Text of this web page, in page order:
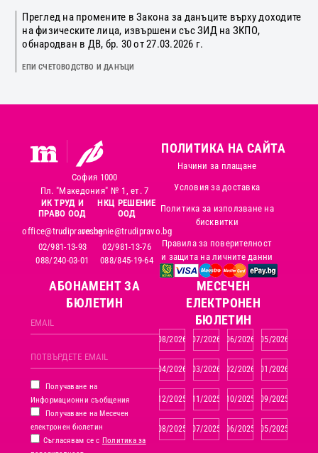
Преглед на промените в Закона за данъците върху доходите
на физическите лица, извършени със ЗИД на ЗКПО,
обнародван в ДВ, бр. 30 от 27.03.2026 г.
ЕПИ СЧЕТОВОДСТВО И ДАНЪЦИ
София 1000
Пл. "Македония" № 1, ет. 7
ИК ТРУД И
ПРАВО ООД
office@trudipravo.bg
02/981-13-93
088/240-03-01
НКЦ РЕШЕНИЕ
ООД
reshenie@trudipravo.bg
02/981-13-76
088/845-19-64
ПОЛИТИКА НА САЙТА
Начини за плащане
Условия за доставка
Политика за използване на
бисквитки
Правила за поверителност
и защита на личните данни
АБОНАМЕНТ ЗА
БЮЛЕТИН
Получаване на
Информационни съобщения
Получаване на Месечен
електронен бюлетин
Съгласявам се с Политика за
MЕСЕЧЕН
ЕЛЕКТРОНЕН
БЮЛЕТИН
08/2026 07/2026 06/2026 05/2026
04/2026 03/2026 02/2026 01/2026
12/2025 11/2025 10/2025 09/2025
08/2025 07/2025 06/2025 05/2025